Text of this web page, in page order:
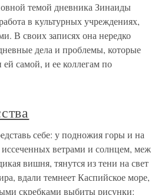
темой дневника Зинаиды
в культурных учреждениях,
В своих записях она нередко
дела и проблемы, которые
ей самой, и ее коллегам по
себе: у подножия горы и на
иссеченных ветрами и солнцем, меж
вишня, тянутся из тени на свет
вдали темнеет Каспийское море,
скребками выбиты рисунки: